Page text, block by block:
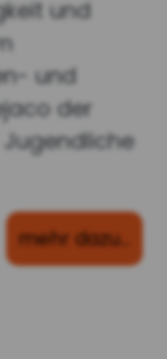
und
und
der
mehr dazu…